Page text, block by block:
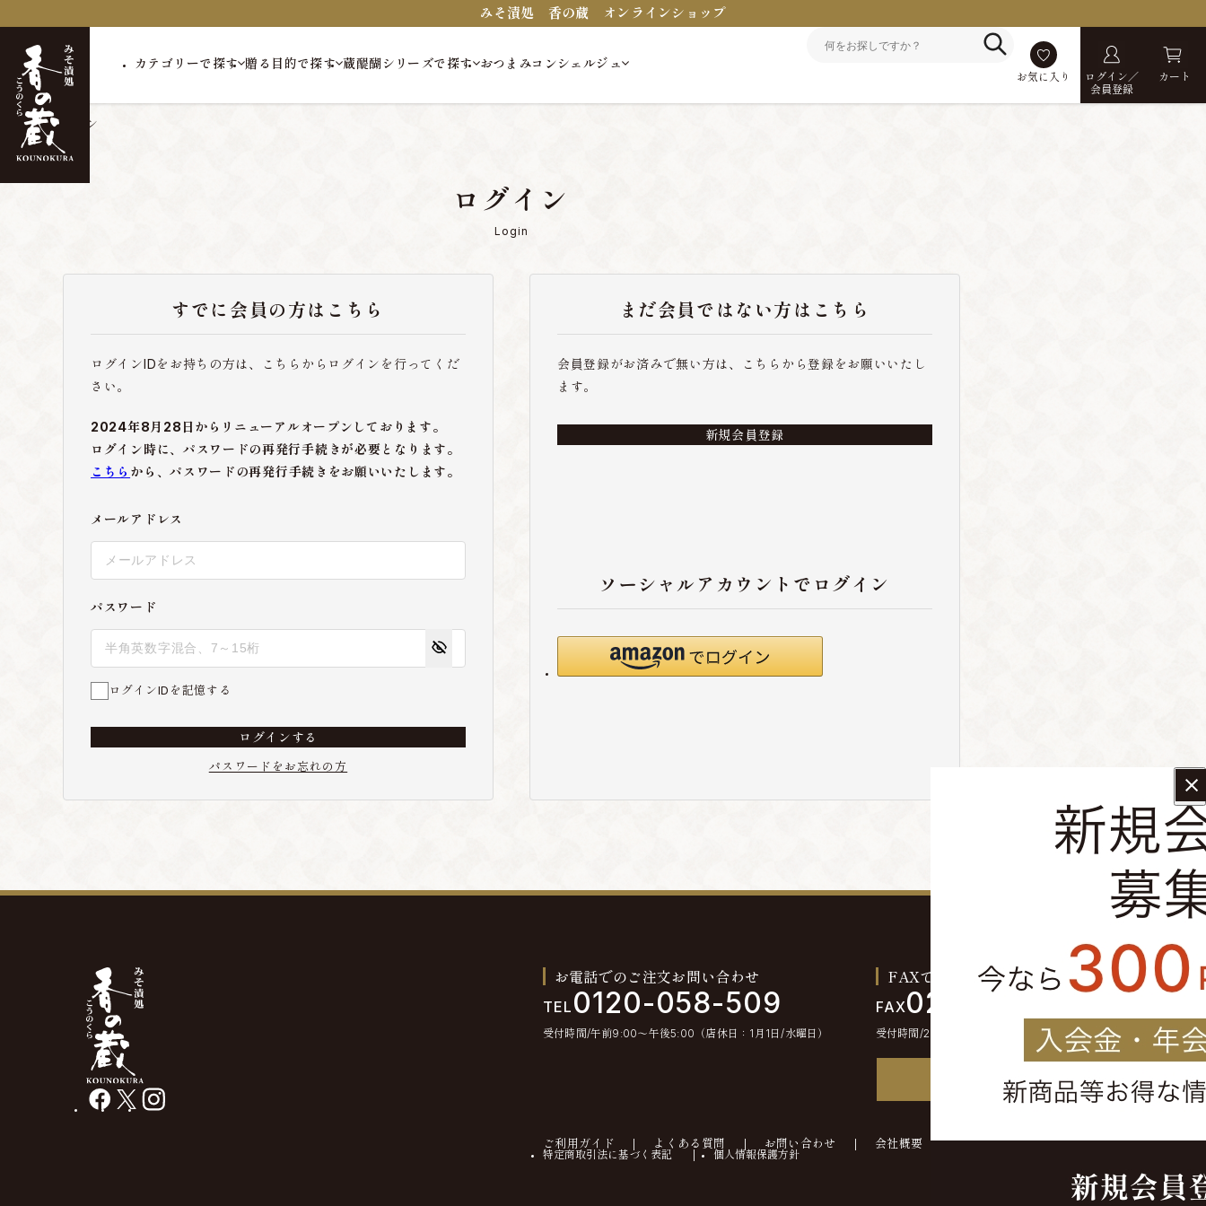
みそ漬処 香の蔵 オンラインショップ
カテゴリーで探す 贈る目的で探す 蔵醍醐シリーズで探す おつまみコンシェルジュ
お気に入り
ログイン／
会員登録
カート
トップ ログイン
ログイン
Login
すでに会員の方はこちら
ログインIDをお持ちの方は、こちらからログインを行ってくだ
さい。
2024年8月28日からリニューアルオープンしております。
ログイン時に、パスワードの再発行手続きが必要となります。
こちら から、パスワードの再発行手続きをお願いいたします。
メールアドレス
パスワード
ログインIDを記憶する
ログインする
パスワードをお忘れの方
まだ会員ではない方はこちら
会員登録がお済みで無い方は、こちらから登録をお願いいたし
ます。
新規会員登録
ソーシャルアカウントでログイン
facebook
X instagram
お電話でのご注文お問い合わせ
TEL 0120-058-509
受付時間/午前9:00〜午後5:00（店休日：1月1日/水曜日）
FAXでのご注文お問い合わせ
FAX0244-46-2355
受付時間/24時間受付
ご利用ガイド よくある質問 お問い合わせ 会社概要
特定商取引法に基づく表記 個人情報保護方針